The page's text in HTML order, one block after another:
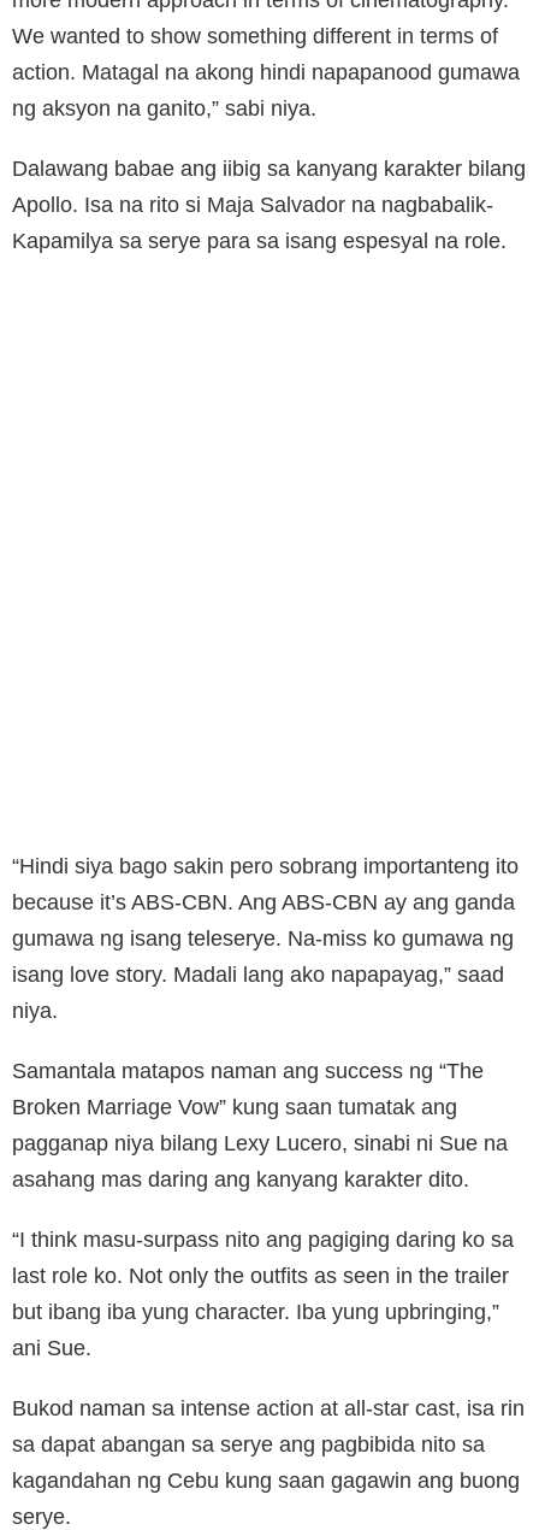
We wanted to show something different in terms of
action. Matagal na akong hindi napapanood gumawa
ng aksyon na ganito,” sabi niya.
Dalawang babae ang iibig sa kanyang karakter bilang
Apollo. Isa na rito si Maja Salvador na nagbabalik-
Kapamilya sa serye para sa isang espesyal na role.
“Hindi siya bago sakin pero sobrang importanteng ito
because it’s ABS-CBN. Ang ABS-CBN ay ang ganda
gumawa ng isang teleserye. Na-miss ko gumawa ng
isang love story. Madali lang ako napapayag,” saad
niya.
Samantala matapos naman ang success ng “The
Broken Marriage Vow” kung saan tumatak ang
pagganap niya bilang Lexy Lucero, sinabi ni Sue na
asahang mas daring ang kanyang karakter dito.
“I think masu-surpass nito ang pagiging daring ko sa
last role ko. Not only the outfits as seen in the trailer
but ibang iba yung character. Iba yung upbringing,”
ani Sue.
Bukod naman sa intense action at all-star cast, isa rin
sa dapat abangan sa serye ang pagbibida nito sa
kagandahan ng Cebu kung saan gagawin ang buong
serye.